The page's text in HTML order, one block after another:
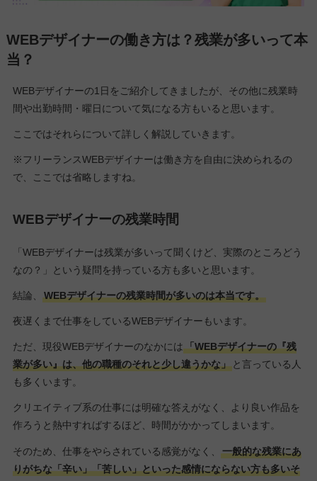
WEBデザイナーの働き方は？残業が多いって本
当？
WEBデザイナーの1日をご紹介してきましたが、その他に残業時
間や出勤時間・曜日について気になる方もいると思います。
ここではそれらについて詳しく解説していきます。
※フリーランスWEBデザイナーは働き方を自由に決められるの
で、ここでは省略しますね。
WEBデザイナーの残業時間
「WEBデザイナーは残業が多いって聞くけど、実際のところどう
なの？」という疑問を持っている方も多いと思います。
結論、 WEBデザイナーの残業時間が多いのは本当です。
夜遅くまで仕事をしているWEBデザイナーもいます。
ただ、現役WEBデザイナーのなかには「WEBデザイナーの『残
業が多い』は、他の職種のそれと少し違うかな」と言っている人
も多くいます。
クリエイティブ系の仕事には明確な答えがなく、より良い作品を
作ろうと熱中すればするほど、時間がかかってしまいます。
そのため、仕事をやらされている感覚がなく、
一般的な残業にあ
りがちな「辛い」「苦しい」といった感情にならない方も多いそ